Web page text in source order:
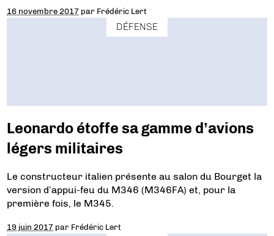
16 novembre 2017 par Frédéric Lert
DÉFENSE
Leonardo étoffe sa gamme d’avions
légers militaires
Le constructeur italien présente au salon du Bourget la
version d’appui-feu du M346 (M346FA) et, pour la
première fois, le M345.
19 juin 2017 par Frédéric Lert